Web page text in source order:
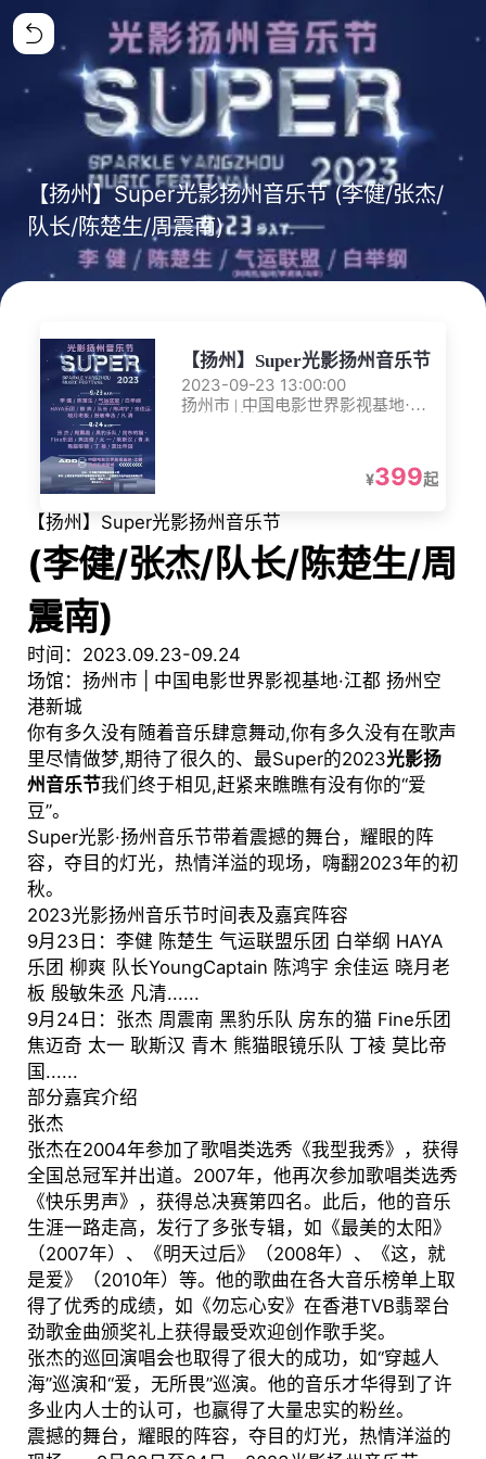
【扬州】Super光影扬州音乐节 (李健/张杰/
队长/陈楚生/周震南)
【扬州】Super光影扬州音乐节
2023-09-23 13:00:00
扬州市 | 中国电影世界影视基地·江
¥399起
【扬州】Super光影扬州音乐节
(李健/张杰/队长/陈楚生/周
震南)
时间：2023.09.23-09.24
场馆：扬州市 | 中国电影世界影视基地·江都 扬州空
港新城
你有多久没有随着音乐肆意舞动,你有多久没有在歌声
里尽情做梦,期待了很久的、最Super的2023光影扬
州音乐节我们终于相见,赶紧来瞧瞧有没有你的“爱
豆”。
Super光影·扬州音乐节带着震撼的舞台，耀眼的阵
容，夺目的灯光，热情洋溢的现场，嗨翻2023年的初
秋。
2023光影扬州音乐节时间表及嘉宾阵容
9月23日：李健 陈楚生 气运联盟乐团 白举纲 HAYA
乐团 柳爽 队长YoungCaptain 陈鸿宇 余佳运 晓月老
板 殷敏朱丞 凡清......
9月24日：张杰 周震南 黑豹乐队 房东的猫 Fine乐团
焦迈奇 太一 耿斯汉 青木 熊猫眼镜乐队 丁祾 莫比帝
国......
部分嘉宾介绍
张杰
张杰在2004年参加了歌唱类选秀《我型我秀》，获得
全国总冠军并出道。2007年，他再次参加歌唱类选秀
《快乐男声》，获得总决赛第四名。此后，他的音乐
生涯一路走高，发行了多张专辑，如《最美的太阳》
（2007年）、《明天过后》（2008年）、《这，就
是爱》（2010年）等。他的歌曲在各大音乐榜单上取
得了优秀的成绩，如《勿忘心安》在香港TVB翡翠台
劲歌金曲颁奖礼上获得最受欢迎创作歌手奖。
张杰的巡回演唱会也取得了很大的成功，如“穿越人
海”巡演和“爱，无所畏”巡演。他的音乐才华得到了许
多业内人士的认可，也赢得了大量忠实的粉丝。
震撼的舞台，耀眼的阵容，夺目的灯光，热情洋溢的